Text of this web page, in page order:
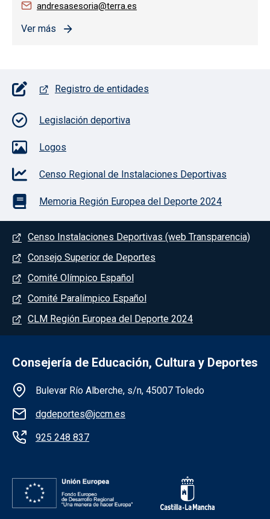
andresasesoria@terra.es
Ver más
Pie de página con iconos
Registro de entidades
Legislación deportiva
Logos
Censo Regional de Instalaciones Deportivas
Memoria Región Europea del Deporte 2024
Menú del pie
Censo Instalaciones Deportivas (web Transparencia)
Consejo Superior de Deportes
Comité Olímpico Español
Comité Paralímpico Español
CLM Región Europea del Deporte 2024
Consejería de Educación, Cultura y Deportes
Información de la institución
Bulevar Río Alberche, s/n, 45007 Toledo
dgdeportes@jccm.es
925 248 837